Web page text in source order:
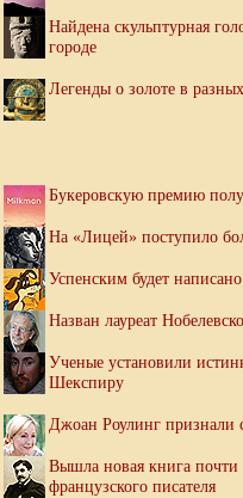
Найдена скульптурная
городе
Легенды о золоте в
Букеровскую премию
На «Лицей» поступило
Успенским будет
Назван лауреат
Ученые установили
Шекспиру
Джоан Роулинг признали
Вышла новая книга почти
французского писателя